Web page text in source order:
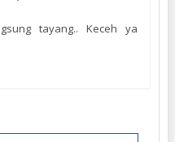
tayang.. Keceh ya